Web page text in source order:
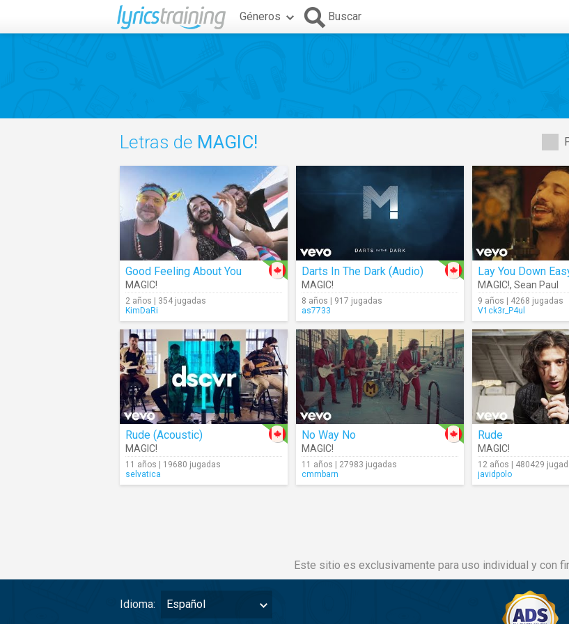
Géneros Buscar
Letras de MAGIC!
Good Feeling About You
MAGIC!
2 años | 354 jugadas
KimDaRi
Darts In The Dark (Audio)
MAGIC!
8 años | 917 jugadas
as7733
MAGIC!, Sean Paul
9 años | 4268 jugadas
V1ck3r_P4ul
Rude (Acoustic)
MAGIC!
11 años | 19680 jugadas
selvatica
No Way No
MAGIC!
11 años | 27983 jugadas
cmmbarn
Rude
MAGIC!
12 años | 480429
javidpolo
Este sitio es exclusivamente para uso individual y con
Idioma: Español